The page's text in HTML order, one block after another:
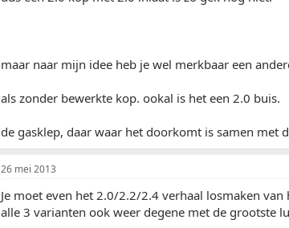
maar naar mijn idee heb je wel merkbaar een
als zonder bewerkte kop. ookal is het een 2.0 buis.
de gasklep, daar waar het doorkomt is samen met
26 mei 2013
Je moet even het 2.0/2.2/2.4 verhaal losmaken
alle 3 varianten ook weer degene met de grootste